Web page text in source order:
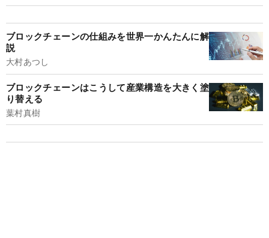
ブロックチェーンの仕組みを世界一かんたんに解
説
大村あつし
ブロックチェーンはこうして産業構造を大きく塗
り替える
葉村真樹